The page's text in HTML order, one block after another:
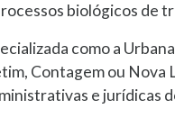
biológicos de
como a
Contagem ou Nova
e jurídicas